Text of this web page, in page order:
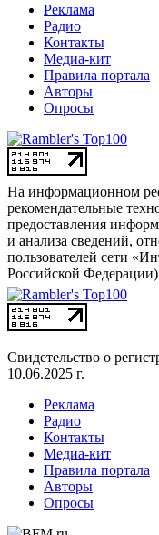
Реклама
Радио
Контакты
Медиа-кит
Правила портала
Авторы
Опросы
На информационном
рекомендательные
предоставления
и анализа сведений,
пользователей сети
Российской Федерации)
Свидетельство о
10.06.2025 г.
Реклама
Радио
Контакты
Медиа-кит
Правила портала
Авторы
Опросы